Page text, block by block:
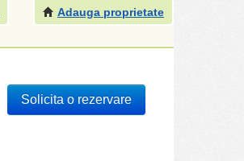
Adauga proprietate
Solicita o rezervare